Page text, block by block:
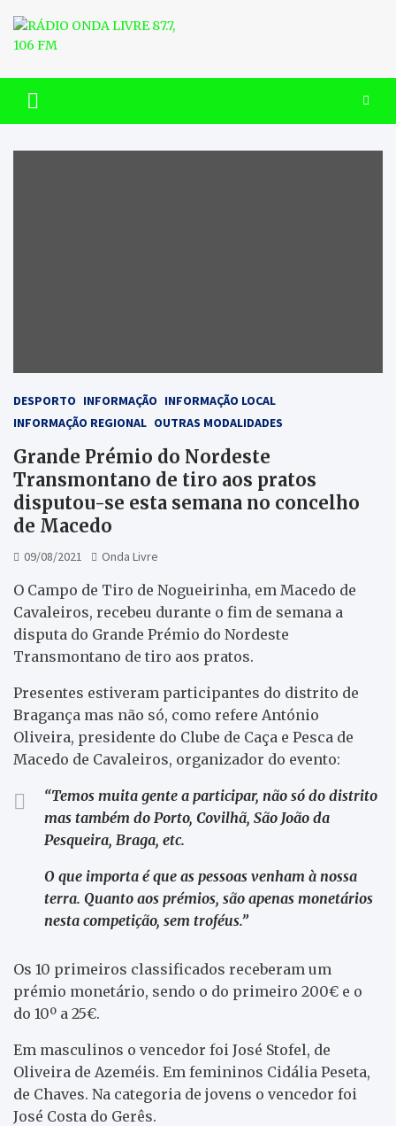
content
RÁDIO ONDA LIVRE 87.7, 106
FM
DESPORTO INFORMAÇÃO INFORMAÇÃO LOCAL
INFORMAÇÃO REGIONAL OUTRAS MODALIDADES
Grande Prémio do Nordeste
Transmontano de tiro aos pratos
disputou-se esta semana no concelho
de Macedo
09/08/2021 Onda Livre
O Campo de Tiro de Nogueirinha, em Macedo de
Cavaleiros, recebeu durante o fim de semana a
disputa do Grande Prémio do Nordeste
Transmontano de tiro aos pratos.
Presentes estiveram participantes do distrito de
Bragança mas não só, como refere António
Oliveira, presidente do Clube de Caça e Pesca de
Macedo de Cavaleiros, organizador do evento:
“Temos muita gente a participar, não só do distrito
mas também do Porto, Covilhã, São João da
Pesqueira, Braga, etc.
O que importa é que as pessoas venham à nossa
terra. Quanto aos prémios, são apenas monetários
nesta competição, sem troféus.”
Os 10 primeiros classificados receberam um
prémio monetário, sendo o do primeiro 200€ e o
do 10º a 25€.
Em masculinos o vencedor foi José Stofel, de
Oliveira de Azeméis. Em femininos Cidália Peseta,
de Chaves. Na categoria de jovens o vencedor foi
José Costa do Gerês.